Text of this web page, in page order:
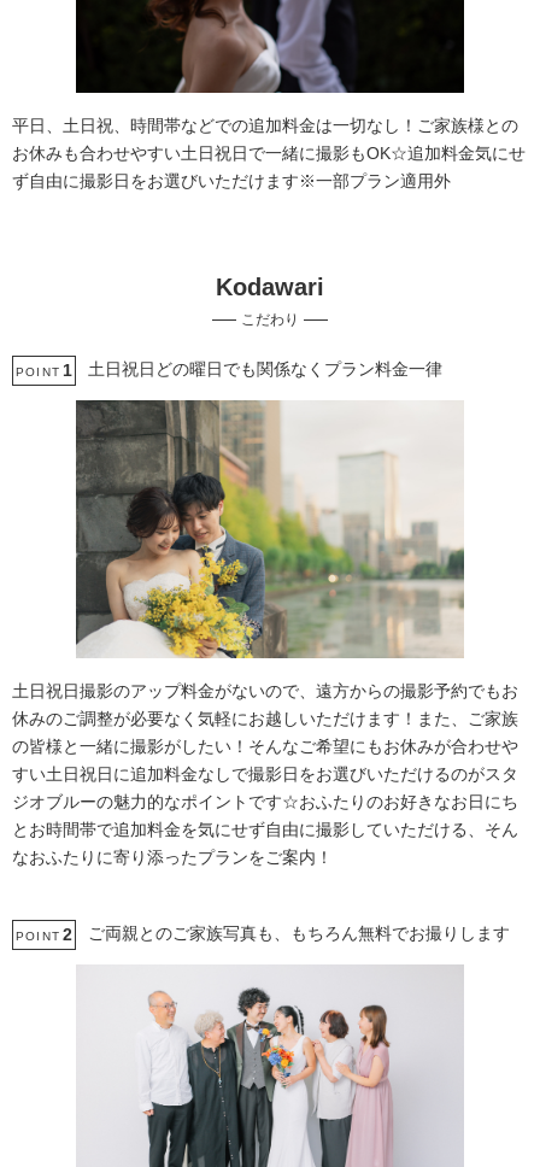
チャペルでの撮影
衣装の試着
土日同一料金
ペットと撮影
豊富な色打掛・着物
マタニティフォト
豊富なドレス
平日、土日祝、時間帯などでの追加料金は一切なし！ご家族様との
お休みも合わせやすい土日祝日で一緒に撮影もOK☆追加料金気にせ
ず自由に撮影日をお選びいただけます※一部プラン適用外
Kodawari
こだわり
POINT 1 土日祝日どの曜日でも関係なくプラン料金一律
土日祝日撮影のアップ料金がないので、遠方からの撮影予約でもお
休みのご調整が必要なく気軽にお越しいただけます！また、ご家族
の皆様と一緒に撮影がしたい！そんなご希望にもお休みが合わせや
すい土日祝日に追加料金なしで撮影日をお選びいただけるのがスタ
ジオブルーの魅力的なポイントです☆おふたりのお好きなお日にち
とお時間帯で追加料金を気にせず自由に撮影していただける、そん
なおふたりに寄り添ったプランをご案内！
POINT 2 ご両親とのご家族写真も、もちろん無料でお撮りします